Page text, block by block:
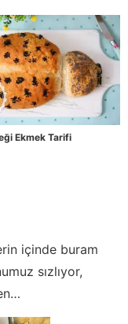
Ekmek Tarifi
içinde buram
sızlıyor,